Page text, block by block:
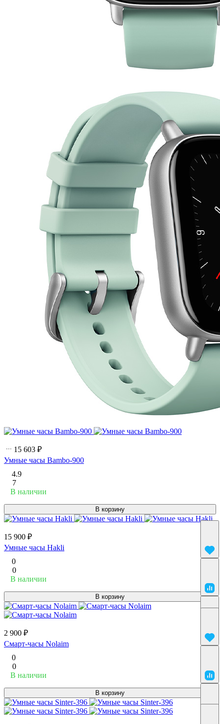
15 603 ₽
Умные часы Bambo-900
4.9
7
В наличии
В корзину
15 900 ₽
Умные часы Hakli
0
0
В наличии
В корзину
2 900 ₽
Смарт-часы Nolaim
0
0
В наличии
В корзину